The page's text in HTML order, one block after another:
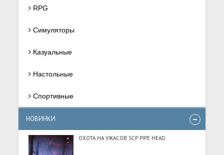
RPG
Симуляторы
Казуальные
Настольные
Спортивные
НОВИНКИ
ОХОТА НА УЖАСОВ SCP PIPE HEAD